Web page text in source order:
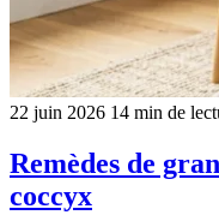
22 juin 2026 14 min de
Remèdes de
coccyx